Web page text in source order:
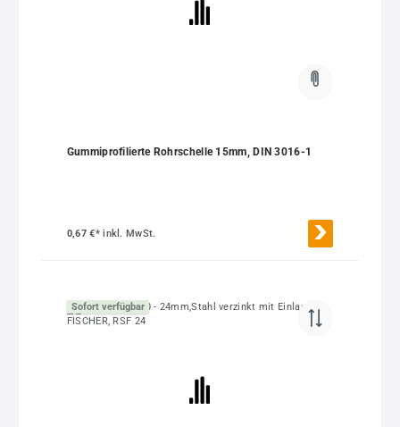
Gummiprofilierte Rohrschelle 15mm, DIN 3016-1
0,67 €*inkl. MwSt.
Sofort verfügbar